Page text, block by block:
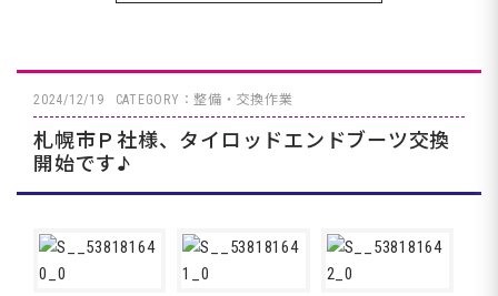
2024/12/19 CATEGORY：整備・交換作業
札幌市Ｐ社様、タイロッドエンドブーツ交換
開始です♪